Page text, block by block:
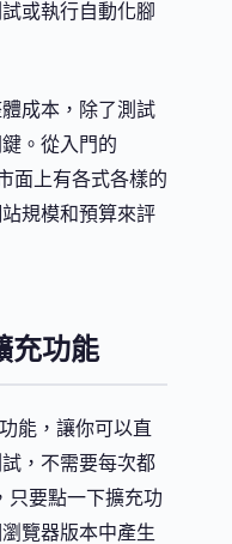
或執行自動化腳
成本，除了測試
。從入門的
面上有各式各樣的
規模和預算來評
充功能
能，讓你可以直
，不需要每次都
只要點一下擴充功
覽器版本中產生